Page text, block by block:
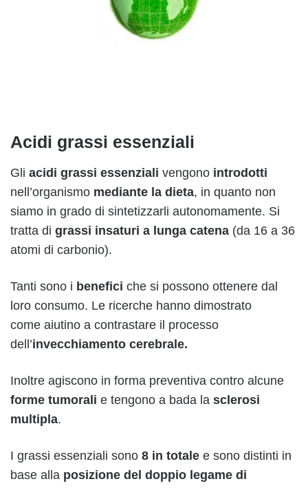
Acidi grassi essenziali
Gli acidi grassi essenziali vengono introdotti
nell’organismo mediante la dieta, in quanto non
siamo in grado di sintetizzarli autonomamente. Si
tratta di grassi insaturi a lunga catena (da 16 a 36
atomi di carbonio).
Tanti sono i benefici che si possono ottenere dal
loro consumo. Le ricerche hanno dimostrato
come aiutino a contrastare il processo
dell’invecchiamento cerebrale.
Inoltre agiscono in forma preventiva contro alcune
forme tumorali e tengono a bada la sclerosi
multipla.
I grassi essenziali sono 8 in totale e sono distinti in
base alla posizione del doppio legame di